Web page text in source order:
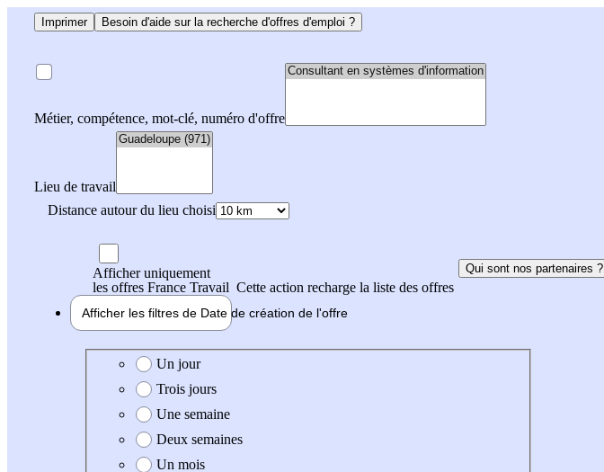
Imprimer Besoin d'aide sur la recherche d'offres d'emploi ?
Métier, compétence, mot-clé, numéro d'offre
Lieu de travail
Distance autour du lieu choisi
Afficher uniquement
les offres France Travail Cette action recharge la liste des offres
Qui sont nos partenaires ?
Afficher les filtres de Date de création de l'offre
Date de création de l'offre
Un jour
Trois jours
Une semaine
Deux semaines
Un mois